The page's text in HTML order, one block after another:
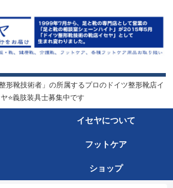
形靴技術者」の所属するプロのドイツ整形靴店イ
⭐️義肢装具士募集中です
イセヤについて
フットケア
ショップ